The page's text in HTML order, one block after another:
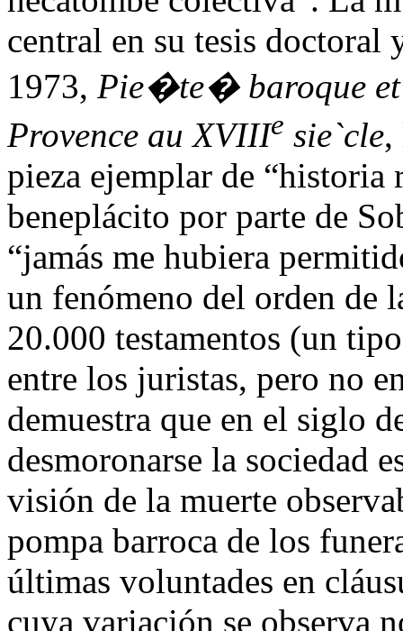
central en su tesis doctoral
1973, Pie�te� baroque
Provence au XVIIIe sie`cle,
pieza ejemplar de “historia
beneplácito por parte de
“jamás me hubiera
un fenómeno del orden de
20.000 testamentos (un
entre los juristas, pero no
demuestra que en el siglo
desmoronarse la sociedad
visión de la muerte
pompa barroca de los
últimas voluntades en
cuya variación se observa